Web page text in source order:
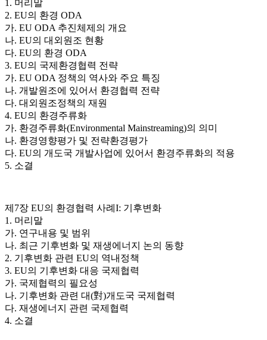
1. 머리말
2. EU의 환경 ODA
가. EU ODA 추진체제의 개요
나. EU의 대외원조 현황
다. EU의 환경 ODA
3. EU의 국제환경협력 전략
가. EU ODA 정책의 역사와 주요 특징
나. 개발원조에 있어서 환경협력 전략
다. 대외원조정책의 재원
4. EU의 환경주류화
가. 환경주류화(Environmental Mainstreaming)의 의미
나. 환경영향평가 및 전략환경평가
다. EU의 개도국 개발사업에 있어서 환경주류화의 적용
5. 소결
제7장 EU의 환경협력 사례I: 기후변화
1. 머리말
가. 연구내용 및 범위
나. 최근 기후변화 및 재생에너지 논의 동향
2. 기후변화 관련 EU의 역내정책
3. EU의 기후변화 대응 국제협력
가. 국제협력의 필요성
나. 기후변화 관련 대(對)개도국 국제협력
다. 재생에너지 관련 국제협력
4. 소결